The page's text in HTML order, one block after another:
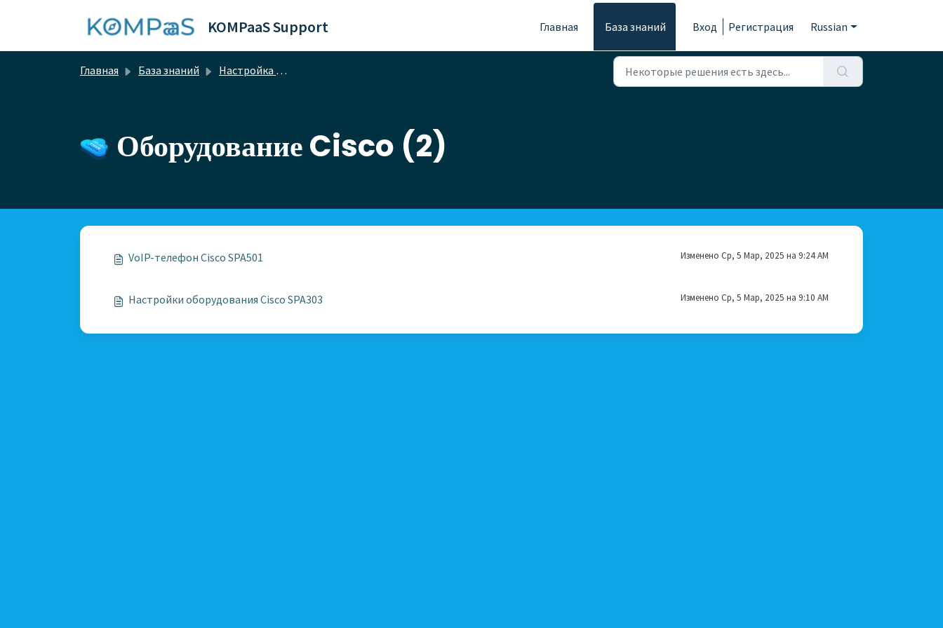
KOMPaaS Support Главная База знаний Вход Регистрация Russian
Главная База знаний Настройка абонентского оборудования
Оборудование Cisco (2)
VoIP-телефон Cisco SPA501 Изменено Ср, 5 Мар, 2025 на 9:24 AM
Настройки оборудования Cisco SPA303 Изменено Ср, 5 Мар, 2025 на 9:10 AM